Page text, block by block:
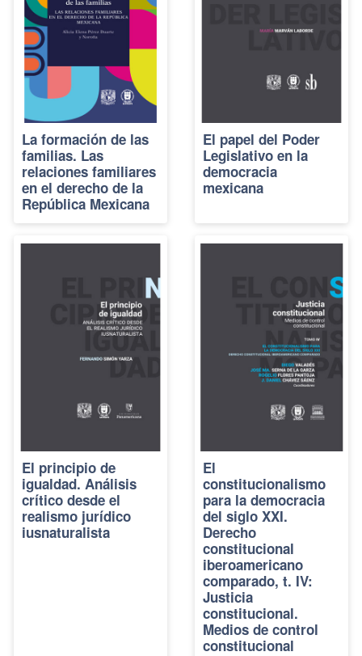
La formación de las
familias. Las
relaciones familiares
en el derecho de la
República Mexicana
El papel del Poder
Legislativo en la
democracia
mexicana
El principio de
igualdad. Análisis
crítico desde el
realismo jurídico
iusnaturalista
El
constitucionalismo
para la democracia
del siglo XXI.
Derecho
constitucional
iberoamericano
comparado, t. IV:
Justicia
constitucional.
Medios de control
constitucional